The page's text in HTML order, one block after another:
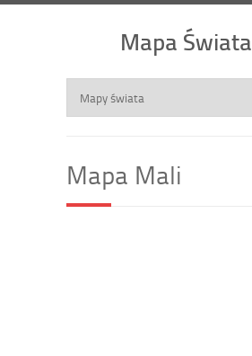
Mapa Świata
Mapa Mali